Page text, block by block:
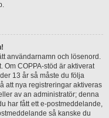
användarnamn och lösenord.
Om COPPA-stöd är aktiverat
13 år så måste du följa
att nya registreringar aktiveras
av an administratör; denna
har fått ett e-postmeddelande,
så kanske du